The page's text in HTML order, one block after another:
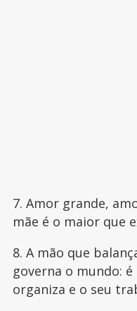
7. Amor grande,
mãe é o maior que
8. A mão que
governa o mundo:
organiza e o seu